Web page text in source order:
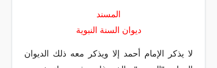
المسند
ديوان السنة النبوية
لا يذكر الإمام أحمد إلا ويذكر معه ذلك الديوان